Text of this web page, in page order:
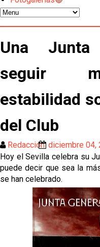
Oso es el siguiente en
El Sevilla FC oficializa
de Salónica
Juanlu se marcha
Emery quiere pescar
últimas novedades del
del martes
Odysseas
temporada pasada”
El Sevilla FC
fichajes
Opinión | "Carta
Una Junta
seguir
estabilidad
del Club
Redacción diciembre 04,
Hoy el Sevilla celebra su
puede decir que sea la
se han celebrado.